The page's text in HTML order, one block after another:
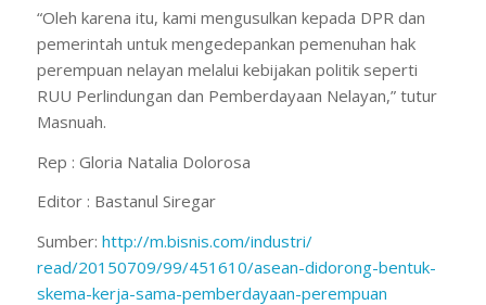
“Oleh karena itu, kami mengusulkan kepada DPR dan
pemerintah untuk mengedepankan pemenuhan hak
perempuan nelayan melalui kebijakan politik seperti
RUU Perlindungan dan Pemberdayaan Nelayan,” tutur
Masnuah.
Rep : Gloria Natalia Dolorosa
Editor : Bastanul Siregar
Sumber: http://m.bisnis.com/industri/
read/20150709/99/451610/asean-didorong-bentuk-
skema-kerja-sama-pemberdayaan-perempuan